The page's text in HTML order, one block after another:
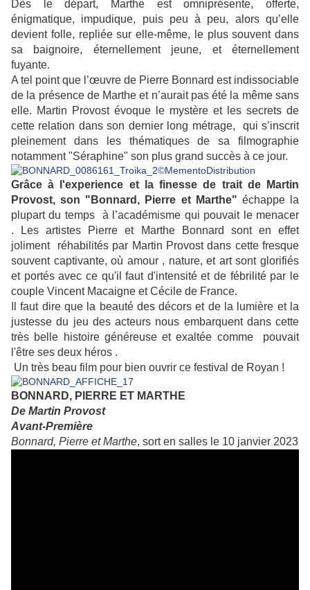
Dès le départ, Marthe est omniprésente, offerte,
énigmatique, impudique, puis peu à peu, alors qu’elle
devient folle, repliée sur elle-même, le plus souvent dans
sa baignoire, éternellement jeune, et éternellement
fuyante.
A tel point que l’œuvre de Pierre Bonnard est indissociable
de la présence de Marthe et n’aurait pas été la même sans
elle. Martin Provost évoque le mystère et les secrets de
cette relation dans son dernier long métrage, qui s’inscrit
pleinement dans les thématiques de sa filmographie
notamment "Séraphine" son plus grand succès à ce jour.
Grâce à l'experience et la finesse de trait de Martin
Provost, son "Bonnard, Pierre et Marthe" échappe la
plupart du temps à l’académisme qui pouvait le menacer
.
Les artistes Pierre et Marthe Bonnard sont en effet
joliment réhabilités par Martin Provost dans cette fresque
souvent captivante, où amour , nature, et art sont glorifiés
et portés avec ce qu'il faut d'intensité et de fébrilité par le
couple Vincent Macaigne et Cécile de France.
Il faut dire que la beauté des décors et de la lumière et la
justesse du jeu des acteurs nous embarquent dans cette
très belle histoire généreuse et exaltée comme pouvait
l'être ses deux héros .
Un très beau film pour bien ouvrir ce festival de Royan !
BONNARD, PIERRE ET MARTHE
De Martin Provost
Avant-Première
Bonnard, Pierre et Marthe, sort en salles le 10 janvier 2023